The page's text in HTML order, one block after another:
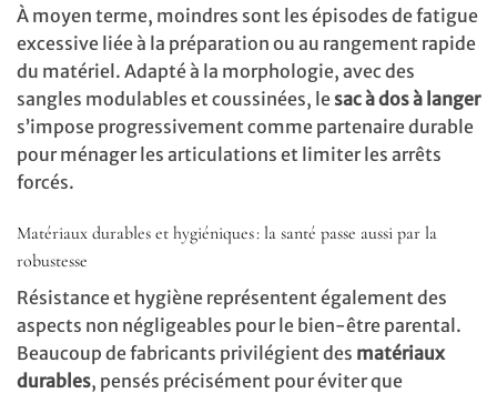
À moyen terme, moindres sont les épisodes de fatigue
excessive liée à la préparation ou au rangement rapide
du matériel. Adapté à la morphologie, avec des
sangles modulables et coussinées, le sac à dos à langer
s’impose progressivement comme partenaire durable
pour ménager les articulations et limiter les arrêts
forcés.
Matériaux durables et hygiéniques : la santé passe aussi par la
robustesse
Résistance et hygiène représentent également des
aspects non négligeables pour le bien-être parental.
Beaucoup de fabricants privilégient des matériaux
durables, pensés précisément pour éviter que